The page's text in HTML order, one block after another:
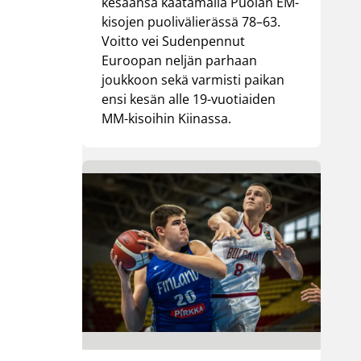
kisojen puolivälierässä 78–63.
Voitto vei Sudenpennut
Euroopan neljän parhaan
joukkoon sekä varmisti paikan
ensi kesän alle 19-vuotiaiden
MM-kisoihin Kiinassa.